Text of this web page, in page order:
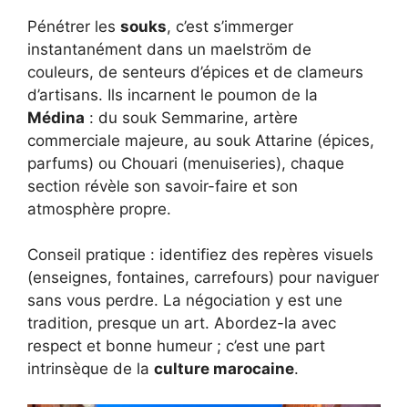
Pénétrer les souks, c’est s’immerger
instantanément dans un maelström de
couleurs, de senteurs d’épices et de clameurs
d’artisans. Ils incarnent le poumon de la
Médina : du souk Semmarine, artère
commerciale majeure, au souk Attarine (épices,
parfums) ou Chouari (menuiseries), chaque
section révèle son savoir-faire et son
atmosphère propre.
Conseil pratique : identifiez des repères visuels
(enseignes, fontaines, carrefours) pour naviguer
sans vous perdre. La négociation y est une
tradition, presque un art. Abordez-la avec
respect et bonne humeur ; c’est une part
intrinsèque de la culture marocaine.